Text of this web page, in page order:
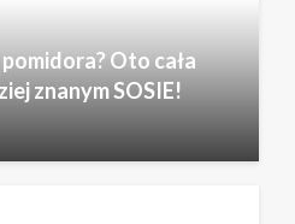
Oto cała
znanym SOSIE!